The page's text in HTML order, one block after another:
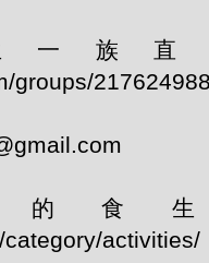
一族直
groups/
的食
activities/